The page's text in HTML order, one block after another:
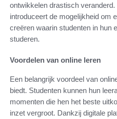
ontwikkelen drastisch
introduceert de mogelijkheid om
creëren waarin studenten in hun
studeren.
Voordelen van online leren
Een belangrijk voordeel van
biedt. Studenten kunnen hun
momenten die hen het beste
inzet vergroot. Dankzij digitale